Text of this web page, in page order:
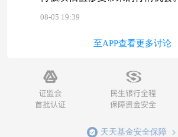
08-05 19:39
至APP查看更多讨论
天天基金安全保障